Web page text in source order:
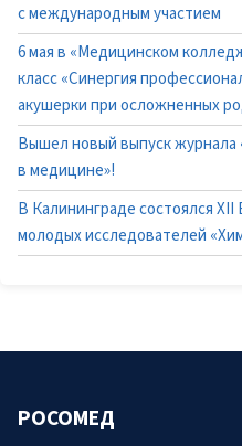
с международным участием
6 мая в «Медицинском
класс «Синергия
акушерки при осложненных
Вышел новый выпуск журнала
в медицине»!
В Калининграде состоялся
молодых исследователей
РОСОМЕД